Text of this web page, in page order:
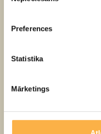
Preferences
Statistika
Mārketings
Muzikālais
Biļetes meklēŠEIT